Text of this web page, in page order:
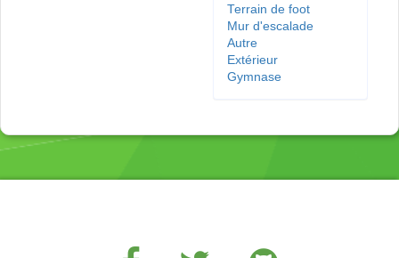
Terrain de foot
Mur d'escalade
Autre
Extérieur
Gymnase